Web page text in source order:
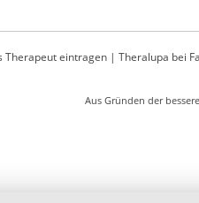
Therapeut eintragen| Theralupa bei
Aus Gründen der